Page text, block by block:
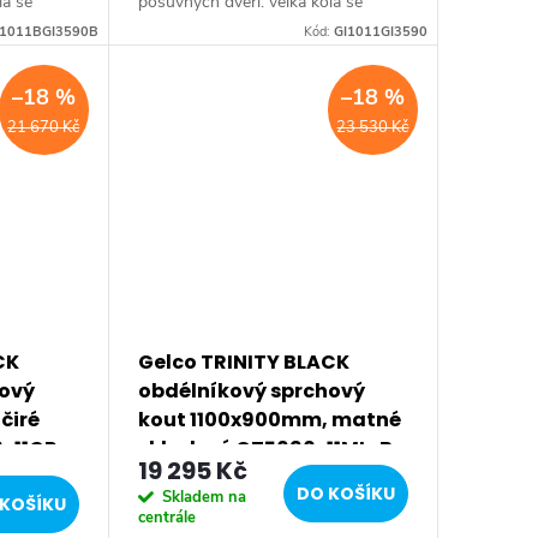
pohybují po spodním vodícím
Kód: GI1011GI3590
21 670 Kč
–18 %
23 530 Kč
–18 %
Gelco TRINITY BLACK
obdélníkový sprchový
kout 1100x900mm, matné
sklo, levé GT5690-11ML-B
19 295 Kč
Skladem na
centrále
DO KOŠÍKU